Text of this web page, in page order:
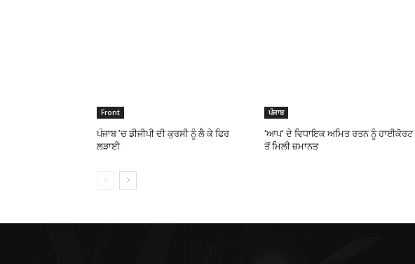
Front
ਪੰਜਾਬ ’ਚ ਡੀਜੀਪੀ ਦੀ ਕੁਰਸੀ ਨੂੰ ਲੈ ਕੇ ਫਿਰ
ਲੜਾਈ
ਪੰਜਾਬ
‘ਆਪ’ ਦੇ ਵਿਧਾਇਕ ਅਮਿਤ ਰਤਨ ਨੂੰ ਹਾਈਕੋਰਟ
ਤੋਂ ਮਿਲੀ ਜ਼ਮਾਨਤ